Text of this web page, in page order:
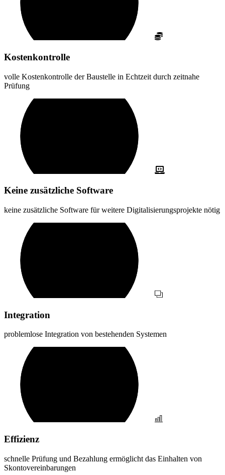
Kostenkontrolle
volle Kostenkontrolle der Baustelle in Echtzeit durch zeitnahe
Prüfung
Keine zusätzliche Software
keine zusätzliche Software für weitere Digitalisierungsprojekte nötig
Integration
problemlose Integration von bestehenden Systemen
Effizienz
schnelle Prüfung und Bezahlung ermöglicht das Einhalten von
Skontovereinbarungen